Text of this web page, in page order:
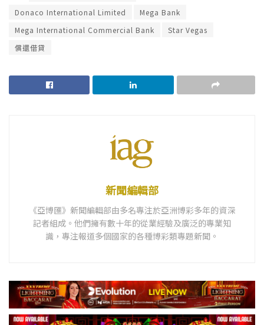
Donaco International Limited
Mega Bank
Mega International Commercial Bank
Star Vegas
償還借貸
新聞編輯部
《亞博匯》新聞編輯部由多名專注於亞洲博彩多年的資深
記者組成。他們擁有數十年的從業經驗及廣泛的專業知
識，專注報道多個國家的各種博彩類專題新聞。